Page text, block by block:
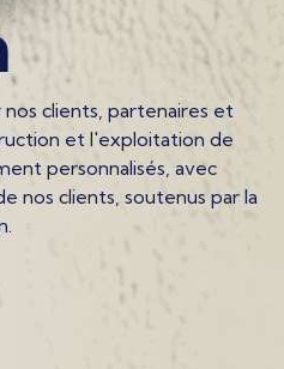
clients, partenaires et
et l'exploitation de
personnalisés, avec
nos clients, soutenus par la